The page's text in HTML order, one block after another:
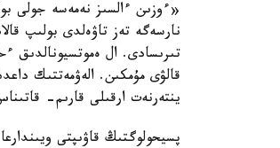
«ءوزىن ءالسىز نەمەسە جولى
نارسەگە تەز تاۋەلدى بولىپ
تىرىسادى. ال ەموتسيونالدىق
قالۋى مۇمكىن. الەۋمەتتىك
ينتەرنەت ارقىلى قارىم-
پسيحولوگتىڭ قاۋىپتى